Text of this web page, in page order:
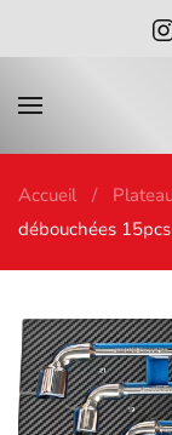
Accueil
débouchées